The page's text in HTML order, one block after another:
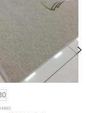
Додати